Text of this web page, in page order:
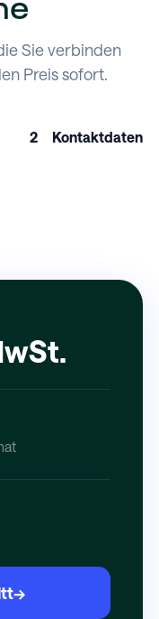
Sie verbinden
Preis sofort.
2 Kontaktdaten
→